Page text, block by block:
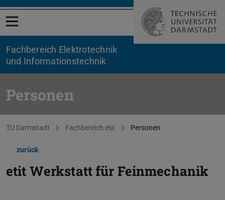
Menü öffnen
Fachbereich Elektrotechnik
und Informationstechnik
Personen
Sie befinden sich hier:
TU Darmstadt Fachbereich etit Personen
zurück
etit Werkstatt für Feinmechanik